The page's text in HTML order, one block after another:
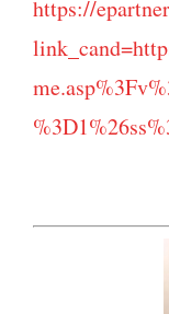
https://